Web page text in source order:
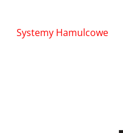
Nawigacja
Systemy Hamulcowe